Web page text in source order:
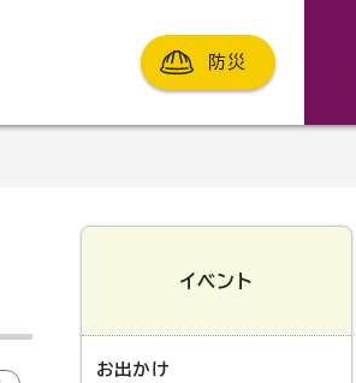
防災
イベント
お出かけ